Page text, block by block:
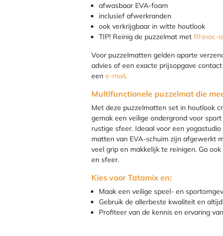
afwasbaar EVA-foam
inclusief afwerkranden
ook verkrijgbaar in witte houtlook
TIP! Reinig de puzzelmat met Rhinoc-
Voor puzzelmatten gelden aparte
advies of een exacte prijsopgave
een e-mail.
Multifunctionele puzzelmat die
Met deze puzzelmatten set in houtlook
gemak een veilige ondergrond voor
rustige sfeer. Ideaal voor een
matten van EVA-schuim zijn afgewerkt
veel grip en makkelijk te reinigen. Ga
en sfeer.
Kies voor Tatamix en:
Maak een veilige speel- en
Gebruik de allerbeste kwaliteit en
Profiteer van de kennis en ervaring